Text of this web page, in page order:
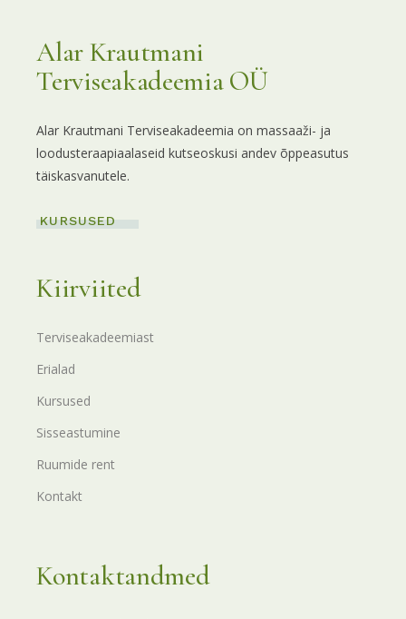
Alar Krautmani
Terviseakadeemia OÜ
Alar Krautmani Terviseakadeemia on massaaži- ja
loodusteraapiaalaseid kutseoskusi andev õppeasutus
täiskasvanutele.
KURSUSED
Kiirviited
Terviseakadeemiast
Erialad
Kursused
Sisseastumine
Ruumide rent
Kontakt
Kontaktandmed